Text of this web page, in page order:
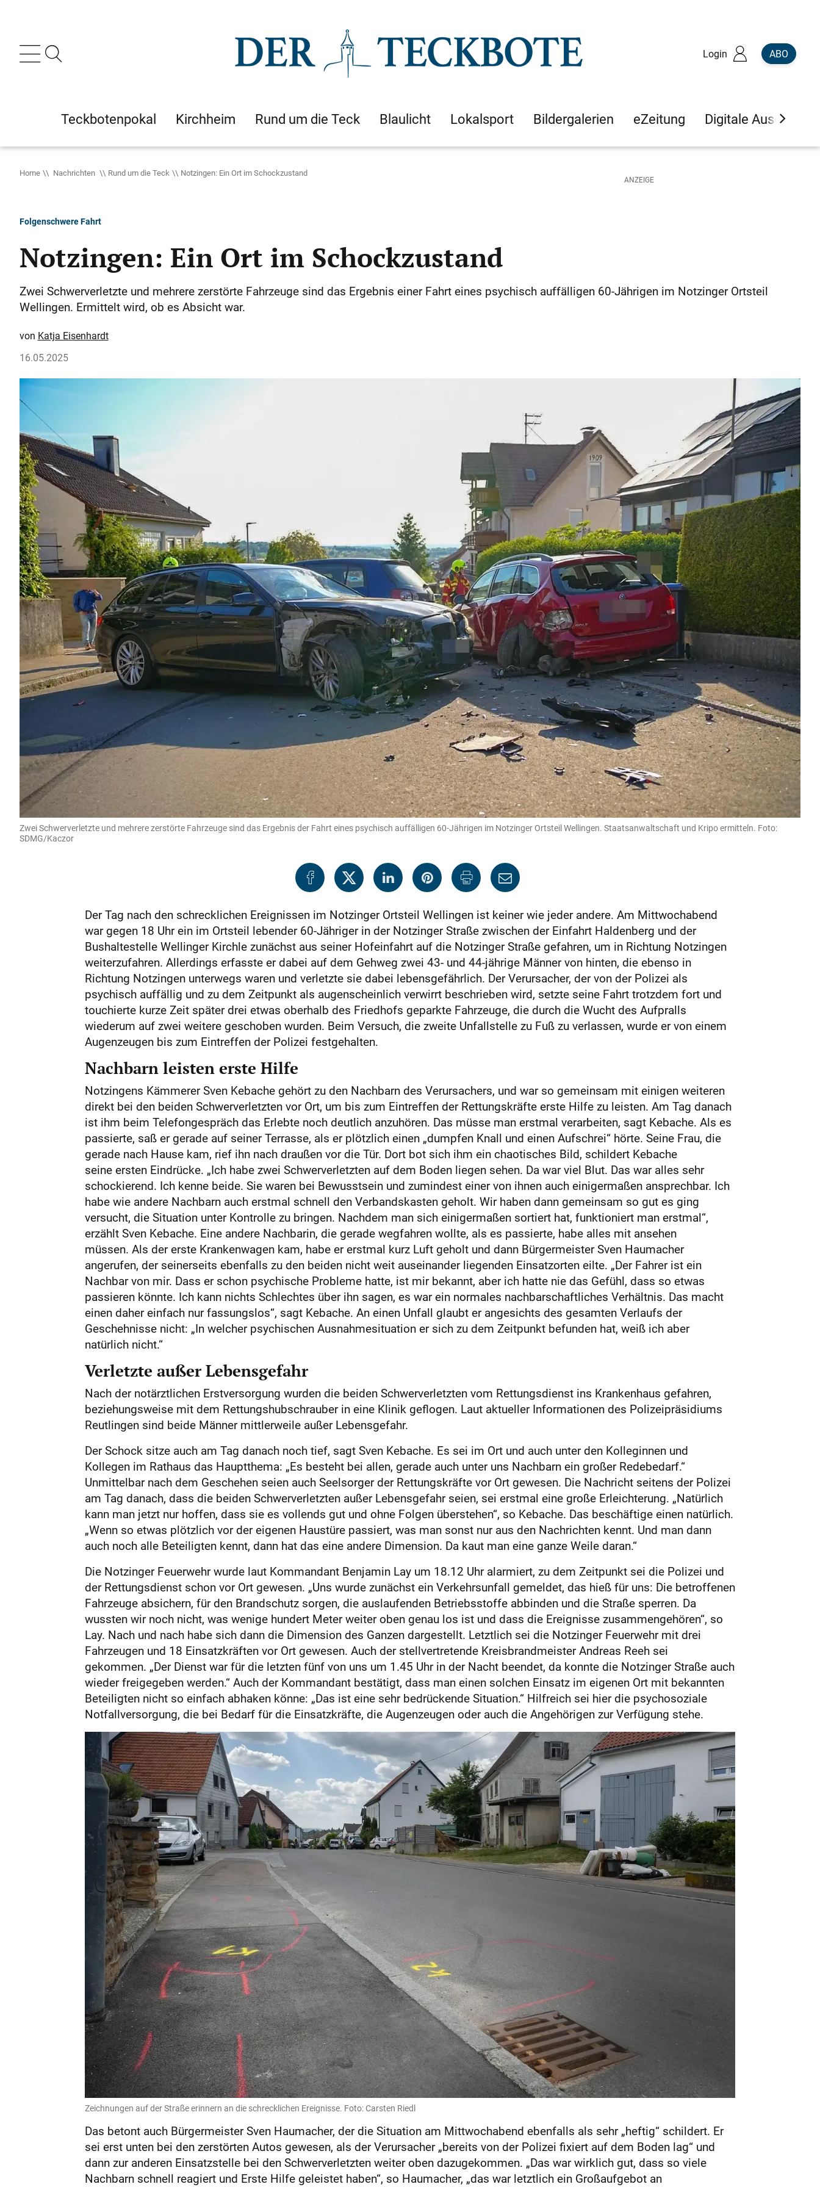
Login ABO
Teckbotenpokal Kirchheim Rund um die Teck Blaulicht Lokalsport Bildergalerien eZeitung Digitale Ausgaben
Home Nachrichten Rund um die Teck Notzingen: Ein Ort im Schockzustand
Folgenschwere Fahrt
Notzingen: Ein Ort im Schockzustand
Zwei Schwerverletzte und mehrere zerstörte Fahrzeuge sind das Ergebnis einer Fahrt eines psychisch auffälligen 60-Jährigen im Notzinger Ortsteil
Wellingen. Ermittelt wird, ob es Absicht war.
Katja Eisenhardt
16.05.2025
Zwei Schwerverletzte und mehrere zerstörte Fahrzeuge sind das Ergebnis der Fahrt eines psychisch auffälligen 60-Jährigen im Notzinger Ortsteil Wellingen. Staatsanwaltschaft und Kripo ermitteln. Foto:
SDMG/Kaczor
Der Tag nach den schrecklichen Ereignissen im Notzinger Ortsteil Wellingen ist keiner wie jeder andere. Am Mittwochabend
war gegen 18 Uhr ein im Ortsteil lebender 60-Jähriger in der Notzinger Straße zwischen der Einfahrt Haldenberg und der
Bushaltestelle Wellinger Kirchle zunächst aus seiner Hofeinfahrt auf die Notzinger Straße gefahren, um in Richtung Notzingen
weiterzufahren. Allerdings erfasste er dabei auf dem Gehweg zwei 43- und 44-jährige Männer von hinten, die ebenso in
Richtung Notzingen unterwegs waren und verletzte sie dabei lebensgefährlich. Der Verursacher, der von der Polizei als
psychisch auffällig und zu dem Zeitpunkt als augenscheinlich verwirrt beschrieben wird, setzte seine Fahrt trotzdem fort und
touchierte kurze Zeit später drei etwas oberhalb des Friedhofs geparkte Fahrzeuge, die durch die Wucht des Aufpralls
wiederum auf zwei weitere geschoben wurden. Beim Versuch, die zweite Unfallstelle zu Fuß zu verlassen, wurde er von einem
Augenzeugen bis zum Eintreffen der Polizei festgehalten.
Nachbarn leisten erste Hilfe
Notzingens Kämmerer Sven Kebache gehört zu den Nachbarn des Verursachers, und war so gemeinsam mit einigen weiteren
direkt bei den beiden Schwerverletzten vor Ort, um bis zum Eintreffen der Rettungskräfte erste Hilfe zu leisten. Am Tag danach
ist ihm beim Telefongespräch das Erlebte noch deutlich anzuhören. Das müsse man erstmal verarbeiten, sagt Kebache. Als es
passierte, saß er gerade auf seiner Terrasse, als er plötzlich einen „dumpfen Knall und einen Aufschrei“ hörte. Seine Frau, die
gerade nach Hause kam, rief ihn nach draußen vor die Tür. Dort bot sich ihm ein chaotisches Bild, schildert Kebache
seine ersten Eindrücke. „Ich habe zwei Schwerverletzten auf dem Boden liegen sehen. Da war viel Blut. Das war alles sehr
schockierend. Ich kenne beide. Sie waren bei Bewusstsein und zumindest einer von ihnen auch einigermaßen ansprechbar. Ich
habe wie andere Nachbarn auch erstmal schnell den Verbandskasten geholt. Wir haben dann gemeinsam so gut es ging
versucht, die Situation unter Kontrolle zu bringen. Nachdem man sich einigermaßen sortiert hat, funktioniert man erstmal“,
erzählt Sven Kebache. Eine andere Nachbarin, die gerade wegfahren wollte, als es passierte, habe alles mit ansehen
müssen. Als der erste Krankenwagen kam, habe er erstmal kurz Luft geholt und dann Bürgermeister Sven Haumacher
angerufen, der seinerseits ebenfalls zu den beiden nicht weit auseinander liegenden Einsatzorten eilte. „Der Fahrer ist ein
Nachbar von mir. Dass er schon psychische Probleme hatte, ist mir bekannt, aber ich hatte nie das Gefühl, dass so etwas
passieren könnte. Ich kann nichts Schlechtes über ihn sagen, es war ein normales nachbarschaftliches Verhältnis. Das macht
einen daher einfach nur fassungslos“, sagt Kebache. An einen Unfall glaubt er angesichts des gesamten Verlaufs der
Geschehnisse nicht: „In welcher psychischen Ausnahmesituation er sich zu dem Zeitpunkt befunden hat, weiß ich aber
natürlich nicht.“
Verletzte außer Lebensgefahr
Nach der notärztlichen Erstversorgung wurden die beiden Schwerverletzten vom Rettungsdienst ins Krankenhaus gefahren,
beziehungsweise mit dem Rettungshubschrauber in eine Klinik geflogen. Laut aktueller Informationen des Polizeipräsidiums
Reutlingen sind beide Männer mittlerweile außer Lebensgefahr.
Der Schock sitze auch am Tag danach noch tief, sagt Sven Kebache. Es sei im Ort und auch unter den Kolleginnen und
Kollegen im Rathaus das Hauptthema: „Es besteht bei allen, gerade auch unter uns Nachbarn ein großer Redebedarf.“
Unmittelbar nach dem Geschehen seien auch Seelsorger der Rettungskräfte vor Ort gewesen. Die Nachricht seitens der Polizei
am Tag danach, dass die beiden Schwerverletzten außer Lebensgefahr seien, sei erstmal eine große Erleichterung. „Natürlich
kann man jetzt nur hoffen, dass sie es vollends gut und ohne Folgen überstehen“, so Kebache. Das beschäftige einen natürlich.
„Wenn so etwas plötzlich vor der eigenen Haustüre passiert, was man sonst nur aus den Nachrichten kennt. Und man dann
auch noch alle Beteiligten kennt, dann hat das eine andere Dimension. Da kaut man eine ganze Weile daran.“
Die Notzinger Feuerwehr wurde laut Kommandant Benjamin Lay um 18.12 Uhr alarmiert, zu dem Zeitpunkt sei die Polizei und
der Rettungsdienst schon vor Ort gewesen. „Uns wurde zunächst ein Verkehrsunfall gemeldet, das hieß für uns: Die betroffenen
Fahrzeuge absichern, für den Brandschutz sorgen, die auslaufenden Betriebsstoffe abbinden und die Straße sperren. Da
wussten wir noch nicht, was wenige hundert Meter weiter oben genau los ist und dass die Ereignisse zusammengehören“, so
Lay. Nach und nach habe sich dann die Dimension des Ganzen dargestellt. Letztlich sei die Notzinger Feuerwehr mit drei
Fahrzeugen und 18 Einsatzkräften vor Ort gewesen. Auch der stellvertretende Kreisbrandmeister Andreas Reeh sei
gekommen. „Der Dienst war für die letzten fünf von uns um 1.45 Uhr in der Nacht beendet, da konnte die Notzinger Straße auch
wieder freigegeben werden.“ Auch der Kommandant bestätigt, dass man einen solchen Einsatz im eigenen Ort mit bekannten
Beteiligten nicht so einfach abhaken könne: „Das ist eine sehr bedrückende Situation.“ Hilfreich sei hier die psychosoziale
Notfallversorgung, die bei Bedarf für die Einsatzkräfte, die Augenzeugen oder auch die Angehörigen zur Verfügung stehe.
Zeichnungen auf der Straße erinnern an die schrecklichen Ereignisse. Foto: Carsten Riedl
Das betont auch Bürgermeister Sven Haumacher, der die Situation am Mittwochabend ebenfalls als sehr „heftig“ schildert. Er
sei erst unten bei den zerstörten Autos gewesen, als der Verursacher „bereits von der Polizei fixiert auf dem Boden lag“ und
dann zur anderen Einsatzstelle bei den Schwerverletzten weiter oben dazugekommen. „Das war wirklich gut, dass so viele
Nachbarn schnell reagiert und Erste Hilfe geleistet haben“, so Haumacher, „das war letztlich ein Großaufgebot an